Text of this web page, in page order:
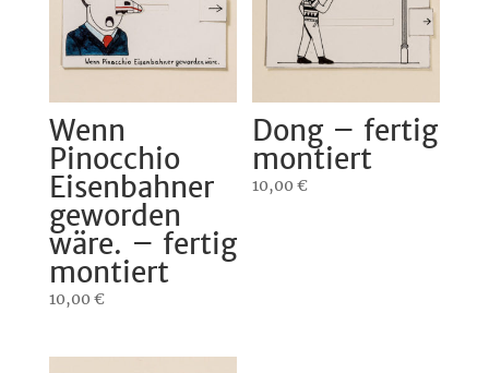
Wenn
Pinocchio
Eisenbahner
geworden
wäre. – fertig
montiert
10,00 €
Dong – fertig
montiert
10,00€